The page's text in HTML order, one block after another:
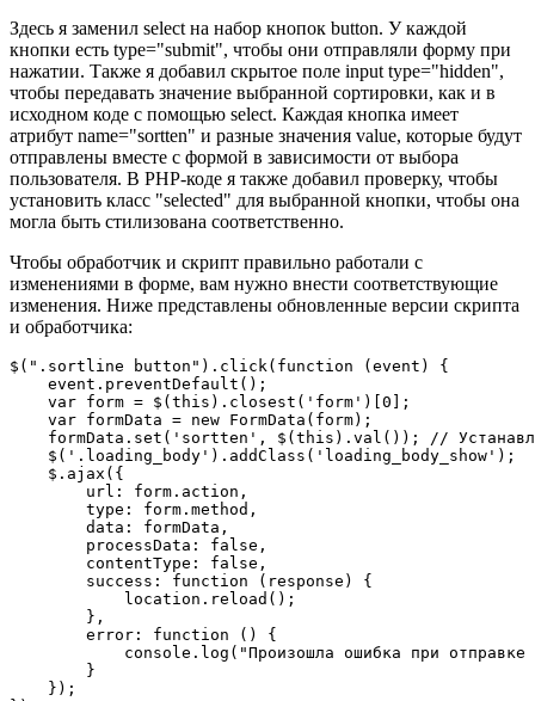
Здесь я заменил select на набор кнопок button. У каждой
кнопки есть type="submit", чтобы они отправляли форму при
нажатии. Также я добавил скрытое поле input type="hidden",
чтобы передавать значение выбранной сортировки, как и в
исходном коде с помощью select. Каждая кнопка имеет
атрибут name="sortten" и разные значения value, которые будут
отправлены вместе с формой в зависимости от выбора
пользователя. В PHP-коде я также добавил проверку, чтобы
установить класс "selected" для выбранной кнопки, чтобы она
могла быть стилизована соответственно.
Чтобы обработчик и скрипт правильно работали с
изменениями в форме, вам нужно внести соответствующие
изменения. Ниже представлены обновленные версии скрипта
и обработчика:
$(".sortline button").click(function (event) {
    event.preventDefault();
    var form = $(this).closest('form')[0];
    var formData = new FormData(form);
formData.set('sortten', $(this).val()); //
    $('.loading_body').addClass('loading_body_show');
    $.ajax({
        url: form.action,
        type: form.method,
        data: formData,
        processData: false,
        contentType: false,
        success: function (response) {
            location.reload();
        },
        error: function () {
console.log("Произошла ошибка при отправке
        }
    });